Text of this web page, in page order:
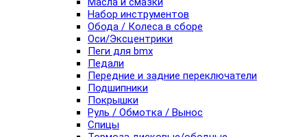
Набор инструментов
Обода / Колеса в сборе
Оси/Эксцентрики
Пеги для bmx
Педали
Передние и задние переключатели
Подшипники
Покрышки
Руль / Обмотка / Вынос
Спицы